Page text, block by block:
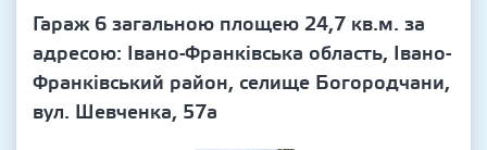
Гараж 6 загальною площею 24,7 кв.м. за
адресою: Івано-Франківська область, Івано-
Франківський район, селище Богородчани,
вул. Шевченка, 57а